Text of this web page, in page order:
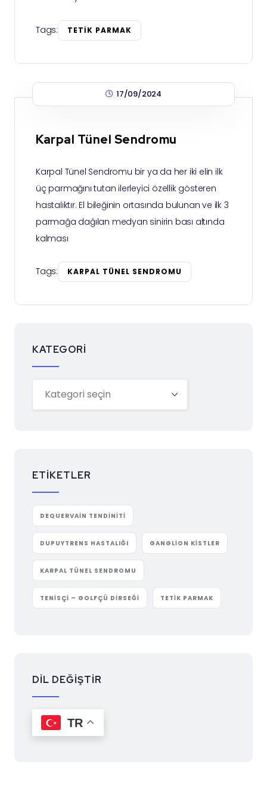
Tags: TETIK PARMAK
17/09/2024
Karpal Tünel Sendromu
Karpal Tünel Sendromu bir ya da her iki elin ilk
üç parmağını tutan ilerleyici özellik gösteren
hastalıktır. El bileğinin ortasında bulunan ve ilk 3
parmağa dağılan medyan sinirin bası altında
kalması
Tags: KARPAL TÜNEL SENDROMU
KATEGORI
ETIKETLER
DEQUERVAIN TENDINITI
DUPUYTRENS HASTALIĞI GANGLION KISTLER
KARPAL TÜNEL SENDROMU
TENISÇI – GOLFÇÜ DIRSEĞI TETIK PARMAK
DİL DEĞİŞTİR
TR